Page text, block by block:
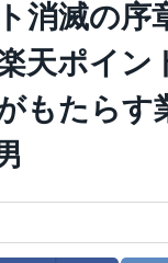
消滅の序
天ポイン
もたらす